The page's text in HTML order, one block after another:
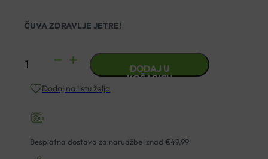
ČUVA ZDRAVLJE JETRE!
JAMIESON
THISTLE
BILJNA
MJEŠAVINA
DODAJ U
KOŠARICU
Dodaj na listu želja
Besplatna dostava za narudžbe iznad €49,99